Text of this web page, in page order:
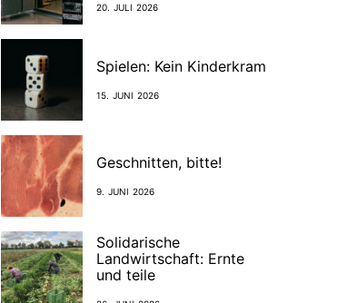
20. JULI 2026
Spielen: Kein Kinderkram
15. JUNI 2026
Geschnitten, bitte!
9. JUNI 2026
Solidarische
Landwirtschaft: Ernte
und teile